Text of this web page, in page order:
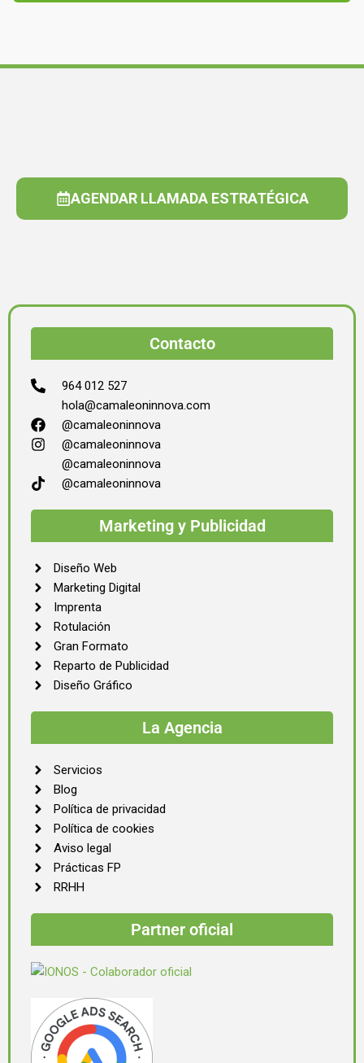
AGENDAR LLAMADA ESTRATÉGICA
Contacto
964 012 527
hola@camaleoninnova.com
@camaleoninnova
@camaleoninnova
@camaleoninnova
@camaleoninnova
Marketing y Publicidad
Diseño Web
Marketing Digital
Imprenta
Rotulación
Gran Formato
Reparto de Publicidad
Diseño Gráfico
La Agencia
Servicios
Blog
Política de privacidad
Política de cookies
Aviso legal
Prácticas FP
RRHH
Partner oficial